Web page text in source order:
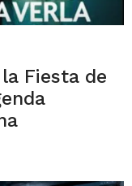
Fiesta de